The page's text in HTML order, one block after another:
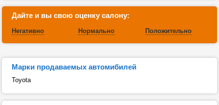
Дайте и вы свою оценку салону:
Негативно Нормально Положительно
Марки продаваемых автомибилей
Toyota